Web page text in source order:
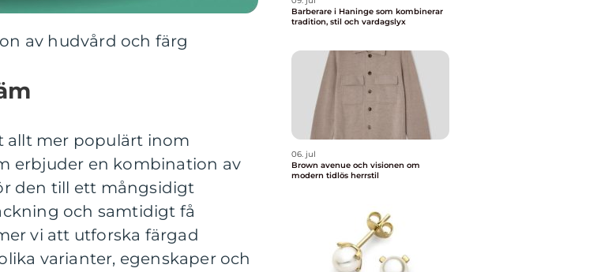
av hudvård och färg
allt mer populärt inom
erbjuder en kombination av
den till ett mångsidigt
och samtidigt få
vi att utforska färgad
varianter, egenskaper och
Barberare i Haninge som kombinerar
tradition, stil och vardagslyx
06. jul
Brown avenue och visionen om
modern tidlös herrstil